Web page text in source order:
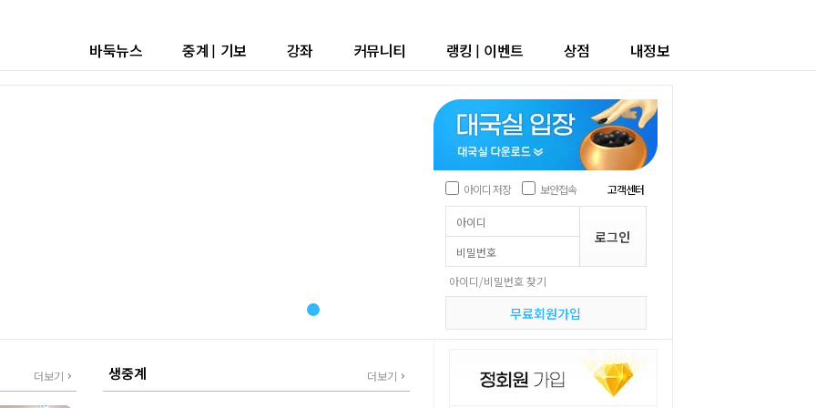
바둑뉴스 중계 | 기보 강좌 커뮤니티 랭킹 | 이벤트 상점 내정보
아이디 저장 보안접속 고객센터
아이디/비밀번호 찾기
무료회원가입
더보기 생중계 더보기